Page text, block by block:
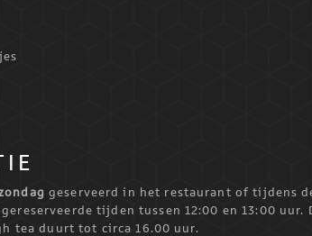
geserveerd in het restaurant of tijdens
tijden tussen 12:00 en 13:00
tea duurt tot circa 16.00 uur.